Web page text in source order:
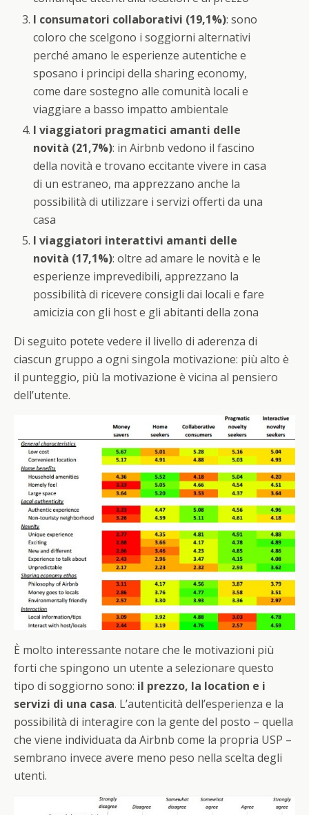
I consumatori collaborativi (19,1%): sono
coloro che scelgono i soggiorni alternativi
perché amano le esperienze autentiche e
sposano i principi della sharing economy,
come dare sostegno alle comunità locali e
viaggiare a basso impatto ambientale
I viaggiatori pragmatici amanti delle
novità (21,7%): in Airbnb vedono il fascino
della novità e trovano eccitante vivere in casa
di un estraneo, ma apprezzano anche la
possibilità di utilizzare i servizi offerti da una
casa
I viaggiatori interattivi amanti delle
novità (17,1%): oltre ad amare le novità e le
esperienze imprevedibili, apprezzano la
possibilità di ricevere consigli dai locali e fare
amicizia con gli host e gli abitanti della zona
Di seguito potete vedere il livello di aderenza di
ciascun gruppo a ogni singola motivazione: più alto è
il punteggio, più la motivazione è vicina al pensiero
dell’utente.
È molto interessante notare che le motivazioni più
forti che spingono un utente a selezionare questo
tipo di soggiorno sono: il prezzo, la location e i
servizi di una casa. L’autenticità dell’esperienza e la
possibilità di interagire con la gente del posto – quella
che viene individuata da Airbnb come la propria USP –
sembrano invece avere meno peso nella scelta degli
utenti.